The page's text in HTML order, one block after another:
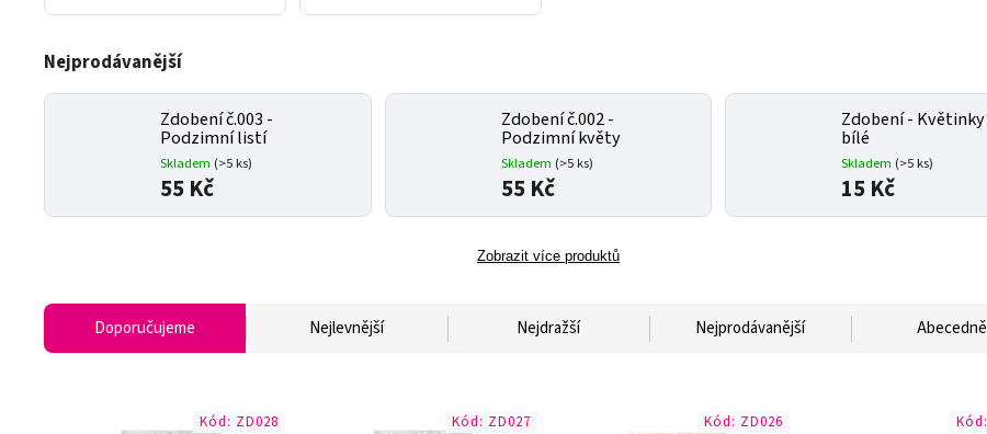
Nejprodávanější
Zdobení č.003 -
Podzimní listí
Skladem (>5 ks)
55 Kč
Zdobení č.002 -
Podzimní květy
Skladem (>5 ks)
55 Kč
Zdobení - Květinky
bílé
Skladem (>5 ks)
15 Kč
Zobrazit více produktů
Doporučujeme Nejlevnější Nejdražší Nejprodávanější Abecedně
Kód: ZD028 Kód: ZD027 Kód: ZD026 Kód: